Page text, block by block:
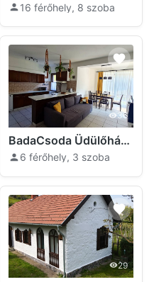
16 férőhely, 8 szoba
36
BadaCsoda Üdülőház Badacsonytomaj
6 férőhely, 3 szoba
29